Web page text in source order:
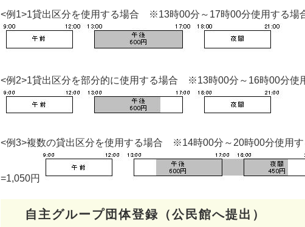
<例1>1貸出区分を使用する場合 ※13時00分～17時00分使用する場
<例2>1貸出区分を部分的に使用する場合 ※13時00分～16時00分使
<例3>複数の貸出区分を使用する場合 ※14時00分～20時00分使用す
=1,050円
自主グループ団体登録（公民館へ提出）